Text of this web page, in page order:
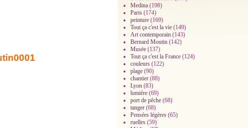
Medina (198)
Paris (174)
peinture (169)
Tout ça c'est la vie (149)
Art contemporain (143)
Bernard Moutin (142)
Musée (137)
Tout ça c'est la France (124)
couleurs (122)
plage (90)
chantier (88)
Lyon (83)
lumière (69)
port de pêche (68)
tanger (68)
Pensées légères (65)
ruelles (59)